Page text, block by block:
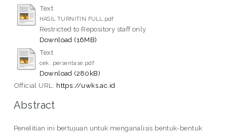
Text
HASIL TURNITIN FULL.pdf
Restricted to Repository staff only
Download (16MB)
Text
cek..persentase.pdf
Download (280kB)
Official URL: https://uwks.ac.id
Abstract
Penelitian ini bertujuan untuk menganalisis bentuk-bentuk